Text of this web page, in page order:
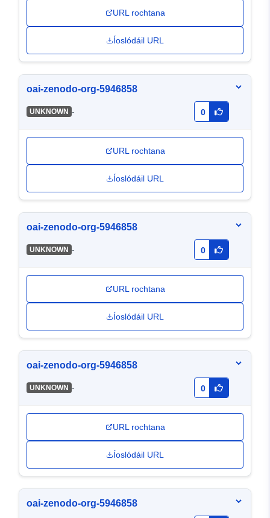
URL rochtana
Íoslódáil URL
oai-zenodo-org-5946858
UNKNOWN - 0
URL rochtana
Íoslódáil URL
oai-zenodo-org-5946858
UNKNOWN - 0
URL rochtana
Íoslódáil URL
oai-zenodo-org-5946858
UNKNOWN - 0
URL rochtana
Íoslódáil URL
oai-zenodo-org-5946858